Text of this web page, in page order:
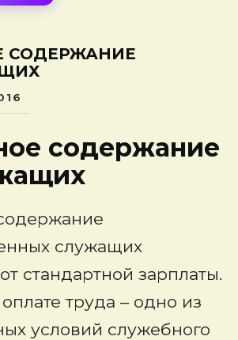
СОДЕРЖАНИЕ
содержание
служащих
стандартной зарплаты.
труда – одно из
условий служебного